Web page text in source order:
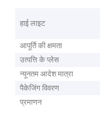
हाई लाइट
आपूर्ति की क्षमता
उत्पत्ति के प्लेस
न्यूनतम आदेश मात्रा
पैकेजिंग विवरण
प्रमाणन